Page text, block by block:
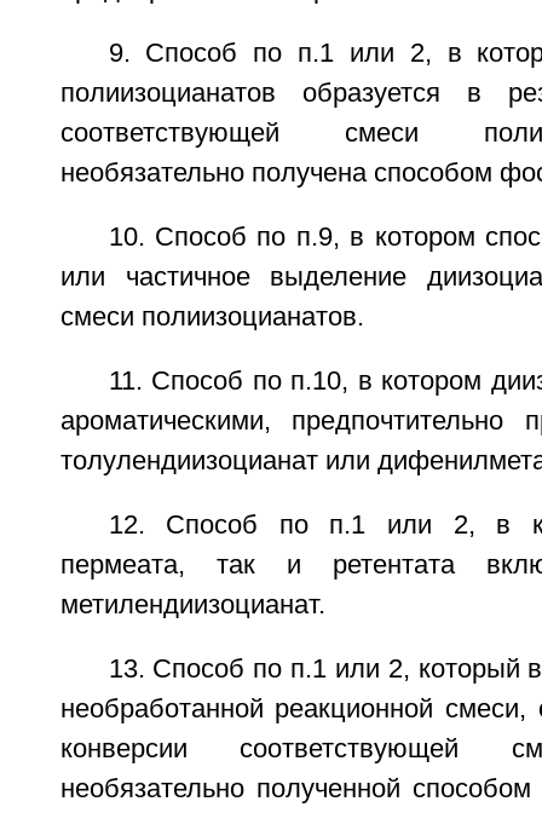
9. Способ по п.1 или 2, в
полиизоцианатов образуется в
соответствующей смеси
необязательно получена способом
10. Способ по п.9, в котором
или частичное выделение
смеси полиизоцианатов.
11. Способ по п.10, в котором
ароматическими, предпочтительно
толулендиизоцианат или
12. Способ по п.1 или 2, в
пермеата, так и ретентата
метилендиизоцианат.
13. Способ по п.1 или 2, который
необработанной реакционной смеси,
конверсии соответствующей
необязательно полученной